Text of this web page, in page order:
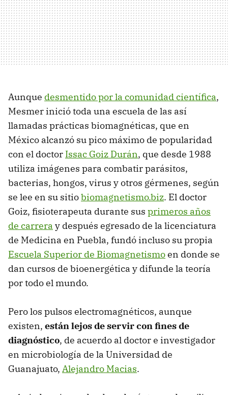
Aunque desmentido por la comunidad científica,
Mesmer inició toda una escuela de las así
llamadas prácticas biomagnéticas, que en
México alcanzó su pico máximo de popularidad
con el doctor Issac Goiz Durán, que desde 1988
utiliza imágenes para combatir parásitos,
bacterias, hongos, virus y otros gérmenes, según
se lee en su sitiobiomagnetismo.biz. El doctor
Goiz, fisioterapeuta durante sus primeros años
de carrera y después egresado de la licenciatura
de Medicina en Puebla, fundó incluso su propia
Escuela Superior de Biomagnetismoen donde se
dan cursos de bioenergética y difunde la teoría
por todo el mundo.
Pero los pulsos electromagnéticos, aunque
existen, están lejos de servir con fines de
diagnóstico, de acuerdo al doctor e investigador
en microbiología de la Universidad de
Guanajuato, Alejandro Macias.